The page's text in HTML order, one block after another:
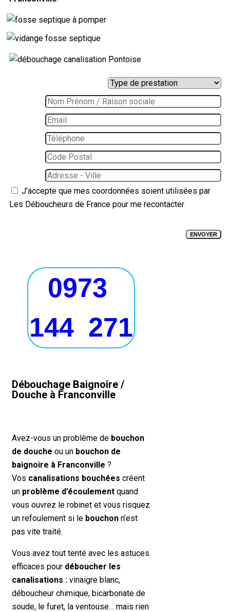
J'accepte que mes coordonnées soient utilisées par
Les Déboucheurs de France pour me recontacter
0973
144 271
Débouchage Baignoire /
Douche à Franconville
Avez-vous un problème de bouchon
de douche ou un bouchon de
baignoire à Franconville ?
Vos canalisations bouchées créent
un problème d’écoulement quand
vous ouvrez le robinet et vous risquez
un refoulement si le bouchon n’est
pas vite traité.
Vous avez tout tenté avec les astuces
efficaces pour déboucher les
canalisations : vinaigre blanc,
déboucheur chimique, bicarbonate de
soude, le furet, la ventouse… mais rien